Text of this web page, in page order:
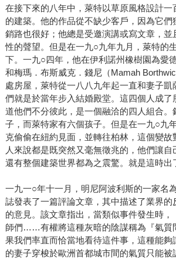
在接下來的八年中，萊特以草原風格設計一
的建築。他的作品從不缺少客戶，因為它們
銷路也很好；他總是受邀演講或寫文章，並
性的聲望。但是在一九○九年九月，萊特的
下。一九○四年，他在伊利諾州橡樹園為愛
和梅瑪．布斯威克．錢尼（Mamah
處房屋，萊特從一八八九年起一直和妻子
們就是於當年步入結婚殿堂。這四個人成了
道他們不分彼此，是一個融洽的四人組合。
子，而萊特家有六個孩子。但是在一九○九
克偷偷在紐約見面，並轉往柏林，這個變
人來說都是既突然又毫無徵兆的，他們讓自
還有整個建築世界都為之震驚。就是這時出
一九一○年十一月，明尼阿波利斯的一家名
誌發表了一篇評論文章，其中描述了業界的
的意見。該文章指出，當類似事件發生時
師們……有權將這種灰暗的陰謀稱為『氣質
果我們率直而恰當地看待這件事，這種能夠
的妻子穿梭於歐洲首都城市間的氣質只能被